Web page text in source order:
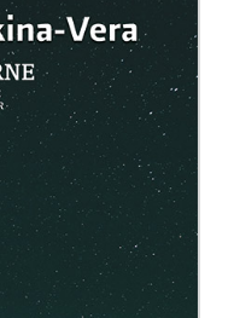
5 guitares et plus
Ensemble de
Orchestre de guitares
Concerto pour
Guitare et un autre
Musique de